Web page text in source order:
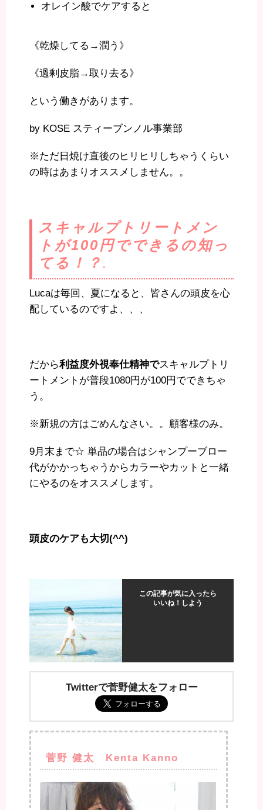
オレイン酸でケアすると
《乾燥してる→潤う》
《過剰皮脂→取り去る》
という働きがあります。
by KOSE スティーブンノル事業部
※ただ日焼け直後のヒリヒリしちゃうくらい
の時はあまりオススメしません。。
スキャルプトリートメン
トが100円でできるの知っ
てる！？ .
Lucaは毎回、夏になると、皆さんの頭皮を心
配しているのですよ、、、
だから利益度外視奉仕精神でスキャルプトリ
ートメントが普段1080円が100円でできちゃ
う。
※新規の方はごめんなさい。。顧客様のみ。
9月末まで☆ 単品の場合はシャンプーブロー
代がかかっちゃうからカラーやカットと一緒
にやるのをオススメします。
頭皮のケアも大切(^^)
この記事が気に入ったら
いいね！しよう
Twitterで菅野健太をフォロー
菅野 健太 Kenta Kanno